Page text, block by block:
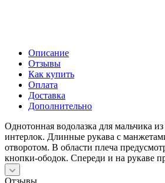
Описание
Отзывы
Как купить
Оплата
Доставка
Дополнительно
Однотонная водолазка для мальчика
интерлок. Длинные рукава с
отворотом. В области плеча
кнопки-ободок. Спереди и на рукаве
Отзывы